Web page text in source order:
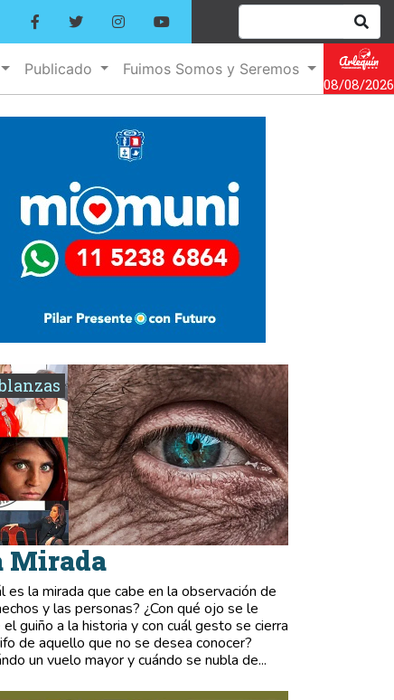
Publicado
Fuimos Somos y Seremos
08/08/2026
Mirada
es la mirada que cabe en la observación de
y las personas? ¿Con qué ojo se le
el guiño a la historia y con cuál gesto se cierra
de aquello que no se desea conocer?
un vuelo mayor y cuándo se nubla de...